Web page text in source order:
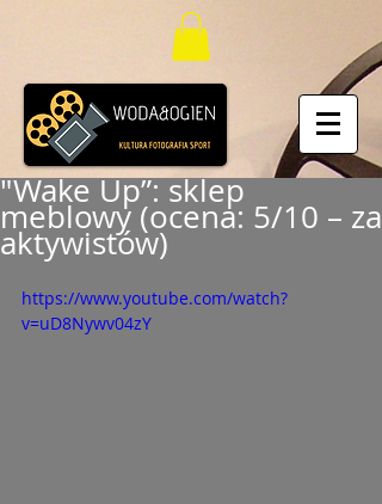
"Wake Up”: sklep
meblowy (ocena: 5/10 – za
aktywistów)
https://www.youtube.com/watch?
v=uD8Nywv04zY